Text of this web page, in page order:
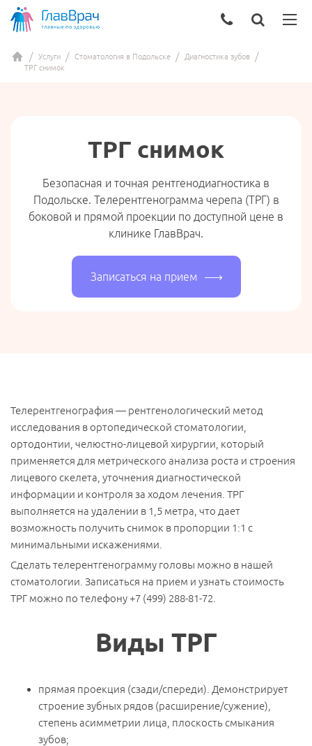
Услуги Стоматология в Подольске
Диагностика зубов
ТРГ снимок
ТРГ снимок
Безопасная и точная рентгенодиагностика в
Подольске. Телерентгенограмма черепа (ТРГ) в
боковой и прямой проекции по доступной цене в
клинике ГлавВрач.
Записаться на прием
Телерентгенография — рентгенологический метод
исследования в ортопедической стоматологии,
ортодонтии, челюстно-лицевой хирургии, который
применяется для метрического анализа роста и строения
лицевого скелета, уточнения диагностической
информации и контроля за ходом лечения. ТРГ
выполняется на удалении в 1,5 метра, что дает
возможность получить снимок в пропорции 1:1 с
минимальными искажениями.
Сделать телерентгенограмму головы можно в нашей
стоматологии. Записаться на прием и узнать стоимость
ТРГ можно по телефону +7 (499) 288-81-72.
Виды ТРГ
прямая проекция (сзади/спереди). Демонстрирует
строение зубных рядов (расширение/сужение),
степень асимметрии лица, плоскость смыкания
зубов;